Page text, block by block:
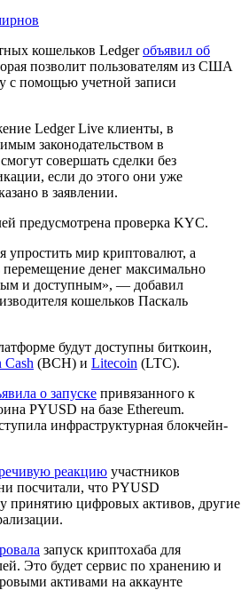
кошельков Ledgerобъявил об
позволит пользователям из США
с помощью учетной записи
Ledger Live клиенты, в
законодательством в
совершать сделки без
если до этого они уже
в заявлении.
предусмотрена проверка KYC.
упростить мир криптовалют, а
денег максимально
и доступным», — добавил
кошельков Паскаль
будут доступны биткоин,
Cash (BCH) и Litecoin (LTC).
о запуске привязанного к
PYUSD на базе Ethereum.
инфраструктурная блокчейн-
реакцию участников
посчитали, что PYUSD
принятию цифровых активов, другие
запуск криптохаба для
Это будет сервис по хранению и
активами на аккаунте